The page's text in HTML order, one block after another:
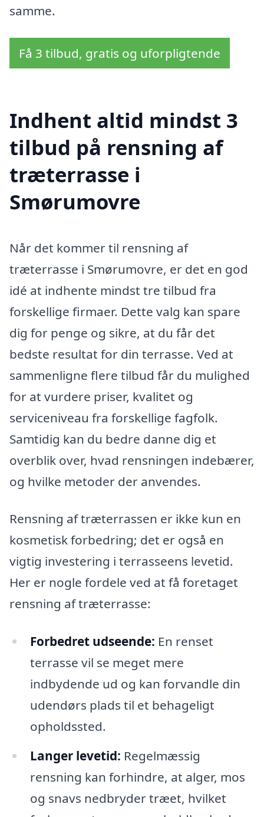
samme.
Få 3 tilbud, gratis og uforpligtende
Indhent altid mindst 3
tilbud på rensning af
træterrasse i
Smørumovre
Når det kommer til rensning af
træterrasse i Smørumovre, er det en god
idé at indhente mindst tre tilbud fra
forskellige firmaer. Dette valg kan spare
dig for penge og sikre, at du får det
bedste resultat for din terrasse. Ved at
sammenligne flere tilbud får du mulighed
for at vurdere priser, kvalitet og
serviceniveau fra forskellige fagfolk.
Samtidig kan du bedre danne dig et
overblik over, hvad rensningen indebærer,
og hvilke metoder der anvendes.
Rensning af træterrassen er ikke kun en
kosmetisk forbedring; det er også en
vigtig investering i terrasseens levetid.
Her er nogle fordele ved at få foretaget
rensning af træterrasse:
Forbedret udseende: En renset
terrasse vil se meget mere
indbydende ud og kan forvandle din
udendørs plads til et behageligt
opholdssted.
Langer levetid: Regelmæssig
rensning kan forhindre, at alger, mos
og snavs nedbryder træet, hvilket